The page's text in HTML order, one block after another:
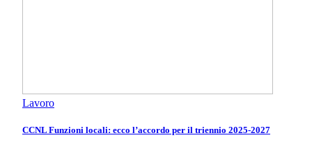
Lavoro
CCNL Funzioni locali: ecco l’accordo per il triennio 2025-2027